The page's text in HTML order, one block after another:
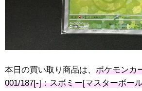
本日の買い取り商品は、 ポケモン
001/187[-]：スボミー[マスターボー